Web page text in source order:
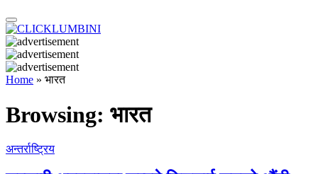
Home » भारत
Browsing: भारत
अन्तर्राष्ट्रिय